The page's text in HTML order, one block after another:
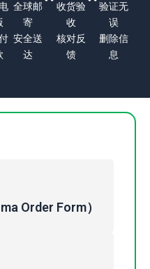
全球邮
寄
安全送
达
收货验
收
核对反
馈
验证无
误
删除信
息
Order Form）